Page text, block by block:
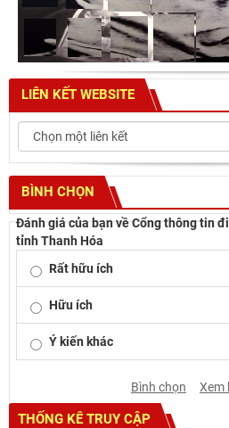
LIÊN KẾT WEBSITE
BÌNH CHỌN
Đánh giá của bạn về Cổng thông tin
tỉnh Thanh Hóa
Rất hữu ích
Hữu ích
Ý kiến khác
Bình chọn Xem
THỐNG KÊ TRUY CẬP